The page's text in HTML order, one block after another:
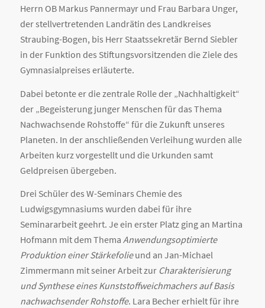
Herrn OB Markus Pannermayr und Frau Barbara Unger,
der stellvertretenden Landrätin des Landkreises
Straubing-Bogen, bis Herr Staatssekretär Bernd Siebler
in der Funktion des Stiftungsvorsitzenden die Ziele des
Gymnasialpreises erläuterte.
Dabei betonte er die zentrale Rolle der „Nachhaltigkeit“
der „Begeisterung junger Menschen für das Thema
Nachwachsende Rohstoffe“ für die Zukunft unseres
Planeten. In der anschließenden Verleihung wurden alle
Arbeiten kurz vorgestellt und die Urkunden samt
Geldpreisen übergeben.
Drei Schüler des W-Seminars Chemie des
Ludwigsgymnasiums wurden dabei für ihre
Seminararbeit geehrt. Je ein erster Platz ging an Martina
Hofmann mit dem Thema Anwendungsoptimierte
Produktion einer Stärkefolieund an Jan-Michael
Zimmermann mit seiner Arbeit zur Charakterisierung
und Synthese eines Kunststoffweichmachers auf Basis
nachwachsender Rohstoffe. Lara Becher erhielt für ihre